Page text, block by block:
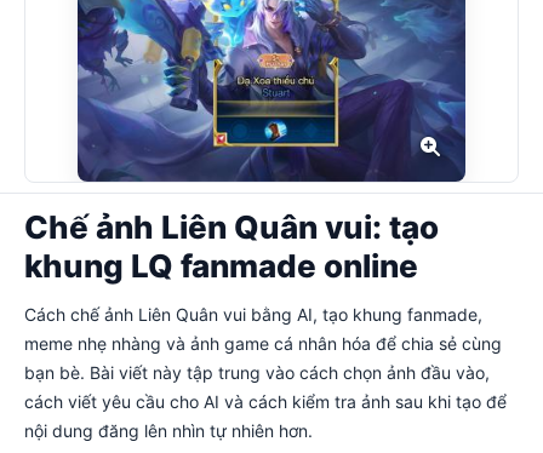
Chế ảnh Liên Quân vui: tạo
khung LQ fanmade online
Cách chế ảnh Liên Quân vui bằng AI, tạo khung fanmade,
meme nhẹ nhàng và ảnh game cá nhân hóa để chia sẻ cùng
bạn bè. Bài viết này tập trung vào cách chọn ảnh đầu vào,
cách viết yêu cầu cho AI và cách kiểm tra ảnh sau khi tạo để
nội dung đăng lên nhìn tự nhiên hơn.